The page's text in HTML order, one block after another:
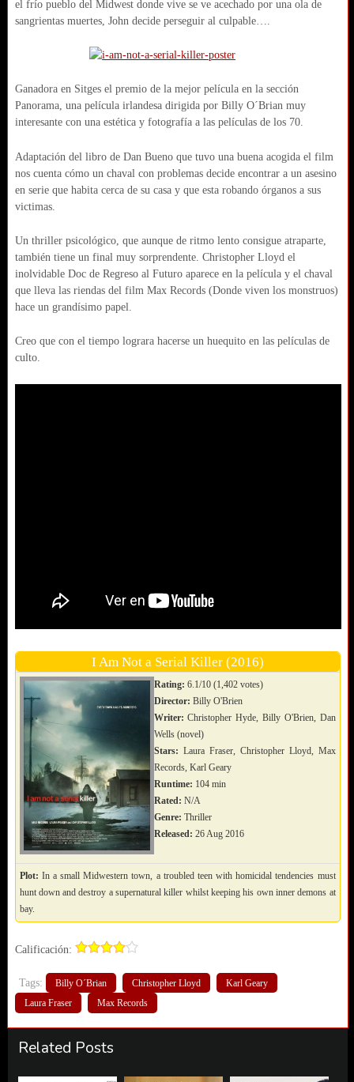
el frío pueblo del Midwest donde vive se ve acechado por una ola de
sangrientas muertes, John decide perseguir al culpable….
Ganadora en Sitges el premio de la mejor película en la sección
Panorama, una película irlandesa dirigida por Billy O´Brian muy
interesante con una estética y fotografía a las películas de los 70.
Adaptación del libro de Dan Bueno que tuvo una buena acogida el film
nos cuenta cómo un chaval con problemas decide encontrar a un asesino
en serie que habita cerca de su casa y que esta robando órganos a sus
victimas.
Un thriller psicológico, que aunque de ritmo lento consigue atraparte,
también tiene un final muy sorprendente. Christopher Lloyd el
inolvidable Doc de Regreso al Futuro aparece en la película y el chaval
que lleva las riendas del film Max Records (Donde viven los monstruos)
hace un grandísimo papel.
Creo que con el tiempo lograra hacerse un huequito en las películas de
culto.
I Am Not a Serial Killer (2016)
Rating: 6.1/10 (1,402 votes)
Director: Billy O'Brien
Writer: Christopher Hyde, Billy O'Brien, Dan
Wells (novel)
Stars: Laura Fraser, Christopher Lloyd, Max
Records, Karl Geary
Runtime: 104 min
Rated: N/A
Genre: Thriller
Released: 26 Aug 2016
Plot: In a small Midwestern town, a troubled teen with homicidal tendencies must
hunt down and destroy a supernatural killer whilst keeping his own inner demons at
bay.
Calificación:
Tags: Billy O´Brian Christopher Lloyd
Karl Geary
Laura Fraser
Max Records
Related Posts